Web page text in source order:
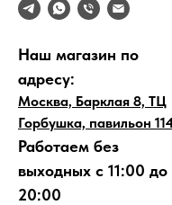
Наш магазин по
адресу:
Москва, Барклая 8, ТЦ
Горбушка, павильон
Работаем без
выходных с 11:00 до
20:00